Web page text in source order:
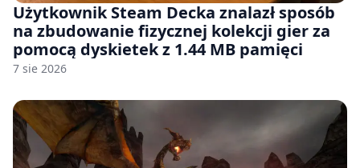
Użytkownik Steam Decka znalazł sposób
na zbudowanie fizycznej kolekcji gier za
pomocą dyskietek z 1.44 MB pamięci
7 sie 2026